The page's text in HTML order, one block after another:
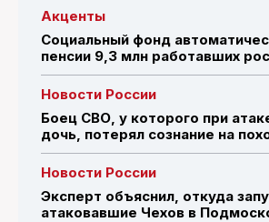
Акценты
Социальный фонд
пенсии 9,3 млн работавших
Новости России
Боец СВО, у которого при
дочь, потерял сознание на
Новости России
Эксперт объяснил, откуда
атаковавшие Чехов в